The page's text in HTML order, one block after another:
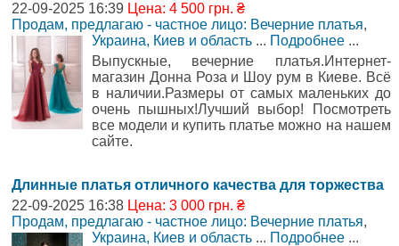
22-09-2025 16:39 Цена: 4 500 грн. ₴
Продам, предлагаю - частное лицо: Вечерние платья,
Украина, Киев и область ... Подробнее ...
Выпускные, вечерние платья.Интернет-
магазин Донна Роза и Шоу рум в Киеве. Всё
в наличии.Размеры от самых маленьких до
очень пышных!Лучший выбор! Посмотреть
все модели и купить платье можно на нашем
сайте.
Длинные платья отличного качества для торжества
22-09-2025 16:38 Цена: 3 000 грн. ₴
Продам, предлагаю - частное лицо: Вечерние платья,
Украина, Киев и область ... Подробнее ...